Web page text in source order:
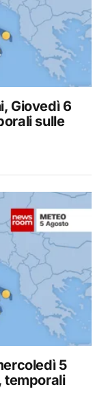
Giovedì 6
sulle
5
temporali